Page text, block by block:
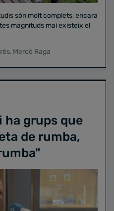
són molt complets, encara
magnituds mai existeix el
, Mercè Raga
ha grups que
de rumba,